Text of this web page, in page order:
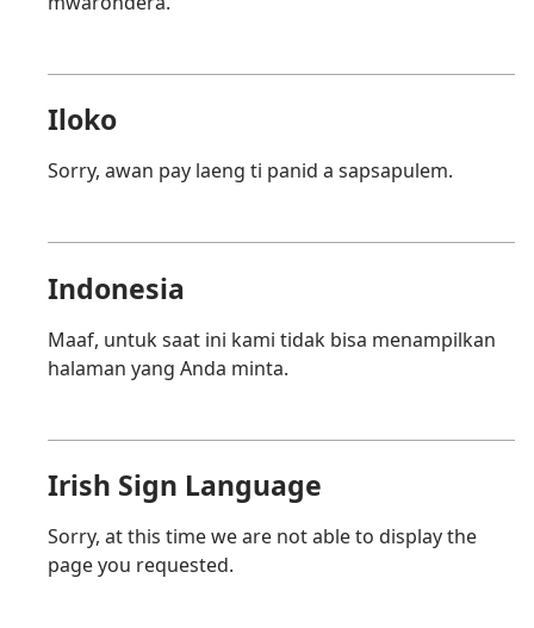
Iloko
Sorry, awan pay laeng ti panid a sapsapulem.
Indonesia
Maaf, untuk saat ini kami tidak bisa menampilkan
halaman yang Anda minta.
Irish Sign Language
Sorry, at this time we are not able to display the
page you requested.